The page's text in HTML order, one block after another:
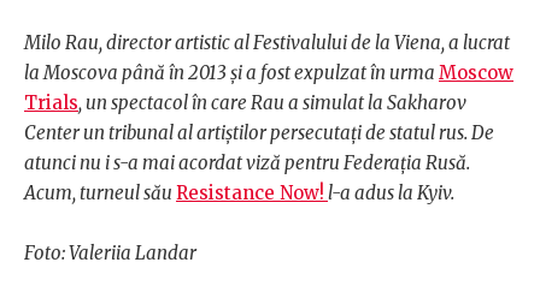
Milo Rau, director artistic al Festivalului de la Viena, a lucrat
la Moscova până în 2013 și a fost expulzat în urma Moscow
Trials, un spectacol în care Rau a simulat la Sakharov
Center un tribunal al artiștilor persecutați de statul rus. De
atunci nu i s-a mai acordat viză pentru Federația Rusă.
Acum, turneul său Resistance Now! l-a adus la Kyiv.
Foto: Valeriia Landar